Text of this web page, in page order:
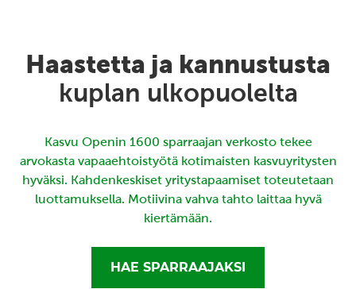
Haastetta ja kannustusta
kuplan ulkopuolelta
Kasvu Openin 1600 sparraajan verkosto tekee
arvokasta vapaaehtoistyötä kotimaisten kasvuyritysten
hyväksi. Kahdenkeskiset yritystapaamiset toteutetaan
luottamuksella. Motiivina vahva tahto laittaa hyvä
kiertämään.
HAE SPARRAAJAKSI